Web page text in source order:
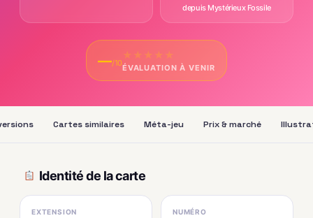
depuis Mystérieux Fossile
—/10
★ ★ ★ ★ ★
ÉVALUATION À VENIR
Cartes similaires Méta-jeu Prix & marché
Identité de la carte
EXTENSION NUMÉRO